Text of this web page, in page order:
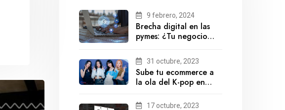
9 febrero, 2024
Brecha digital en las
pymes: ¿Tu negocio
futuro?31 octubre, 2023
Sube tu ecommerce a
la ola del K-pop en
17 octubre, 2023